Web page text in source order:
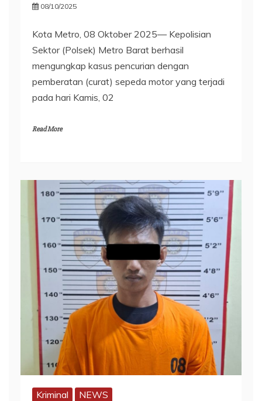
08/10/2025
Kota Metro, 08 Oktober 2025— Kepolisian
Sektor (Polsek) Metro Barat berhasil
mengungkap kasus pencurian dengan
pemberatan (curat) sepeda motor yang terjadi
pada hari Kamis, 02
Read More
Kriminal NEWS